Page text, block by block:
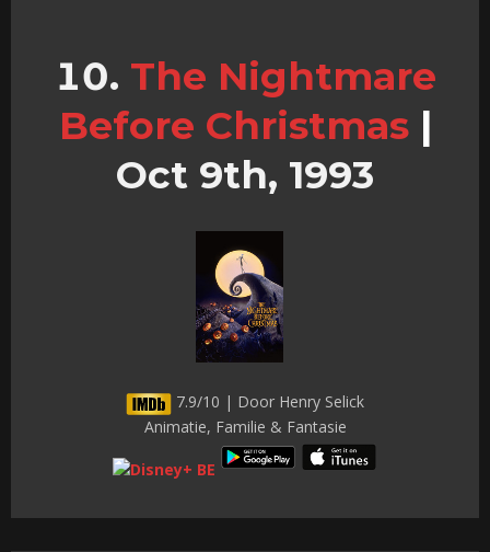
The Nightmare
Before Christmas |
Oct 9th, 1993
7.9/10 | Door Henry Selick
Animatie, Familie & Fantasie